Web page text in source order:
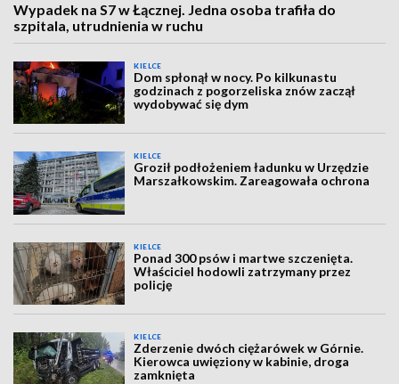
Wypadek na S7 w Łącznej. Jedna osoba trafiła do
szpitala, utrudnienia w ruchu
KIELCE
Dom spłonął w nocy. Po kilkunastu
godzinach z pogorzeliska znów zaczął
wydobywać się dym
KIELCE
Groził podłożeniem ładunku w Urzędzie
Marszałkowskim. Zareagowała ochrona
KIELCE
Ponad 300 psów i martwe szczenięta.
Właściciel hodowli zatrzymany przez
policję
KIELCE
Zderzenie dwóch ciężarówek w Górnie.
Kierowca uwięziony w kabinie, droga
zamknięta